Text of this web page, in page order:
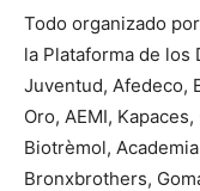
Todo organizado
la Plataforma de los
Juventud, Afedeco,
Oro, AEMI,
Biotrèmol,
Bronxbrothers,